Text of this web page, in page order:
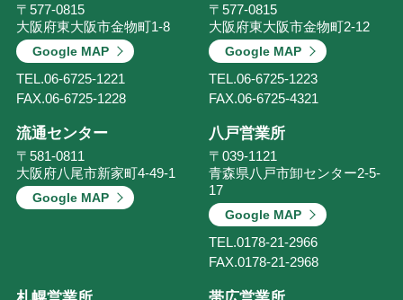
〒577-0815
大阪府東大阪市金物町1-8
Google MAP
TEL.06-6725-1221
FAX.06-6725-1228
〒577-0815
大阪府東大阪市金物町2-12
Google MAP
TEL.06-6725-1223
FAX.06-6725-4321
流通センター
〒581-0811
大阪府八尾市新家町4-49-1
Google MAP
八戸営業所
〒039-1121
青森県八戸市卸センター2-5-
17
Google MAP
TEL.0178-21-2966
FAX.0178-21-2968